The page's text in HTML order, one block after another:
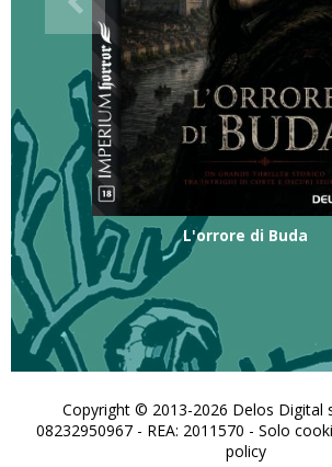
L'orrore di Buda
Copyright © 2013-2026 Delos Digital
08232950967 - REA: 2011570 - Solo
policy